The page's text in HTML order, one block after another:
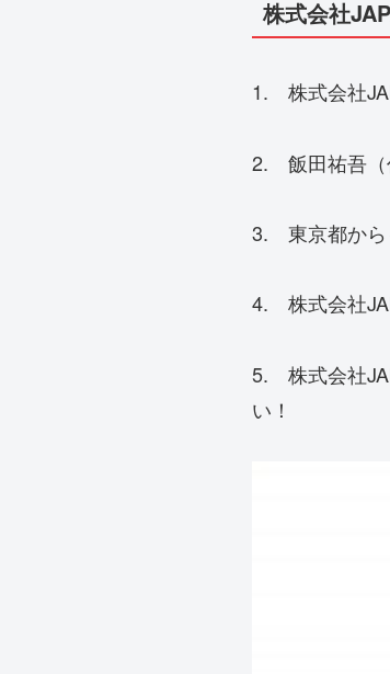
株式会社
1. 株式会社
2. 飯田祐吾（
3. 東京都から
4. 株式会社
5. 株式会社
い！